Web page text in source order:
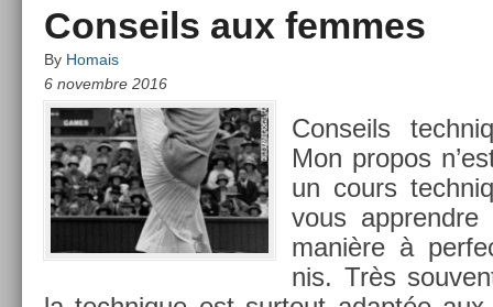
Conseils aux femmes
By Homais
6 novembre 2016
Con­seils
Mon pro­pos
un cours
vous
manière à
nis. Très